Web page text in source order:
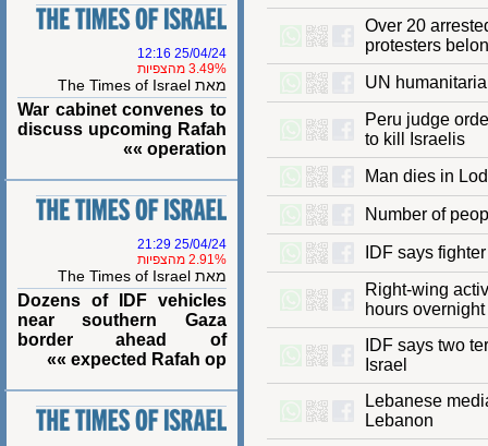
Over 20
protesters
UN
Peru judge
to kill Israelis
Man dies in
Number of
IDF says
Right-wing
hours
IDF says
Israel
Lebanese
Lebanon
25/04/24 12:16
3.49% מהצפיות
מאת The Times of Israel
War cabinet convenes to
discuss upcoming Rafah
operation »»
25/04/24 21:29
2.91% מהצפיות
מאת The Times of Israel
Dozens of IDF vehicles
near southern Gaza
border ahead of
expected Rafah op »»